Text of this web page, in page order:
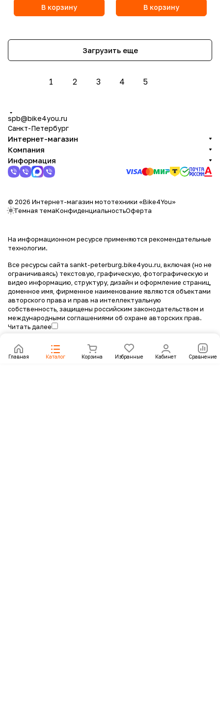
В корзину В корзину
Загрузить еще
1 2 3 4 5
Главная Каталог Корзина Избранные Кабинет Сравнение
spb@bike4you.ru
Санкт-Петербург
Интернет-магазин
Компания
Информация
© 2026 Интернет-магазин мототехники «Bike4You»
Темная темаКонфиденциальностьОферта
На информационном ресурсе применяются рекомендательные
технологии.
Все ресурсы сайта sankt-peterburg.bike4you.ru, включая (но не
ограничиваясь) текстовую, графическую, фотографическую и
видео информацию, структуру, дизайн и оформление страниц,
доменное имя, фирменное наименование являются объектами
авторского права и прав на интеллектуальную
собственность, защищены российским законодательством и
международными соглашениями об охране авторских прав.
Читать далее